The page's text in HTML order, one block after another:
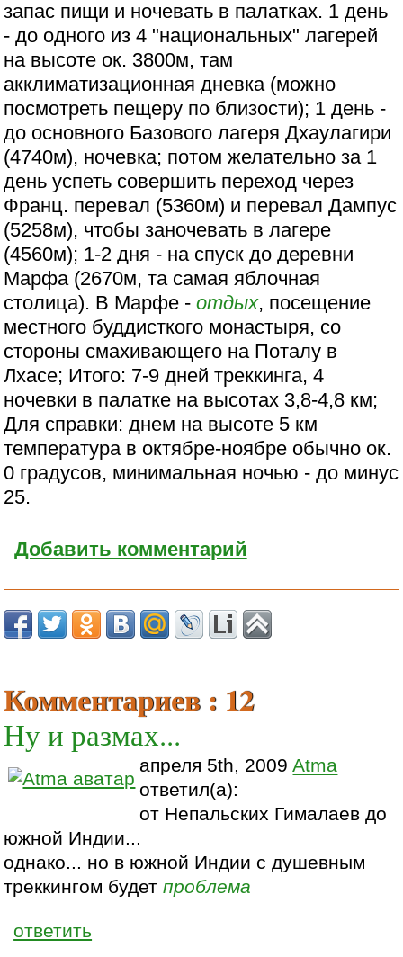
запас пищи и ночевать в палатках. 1 день
- до одного из 4 "национальных" лагерей
на высоте ок. 3800м, там
акклиматизационная дневка (можно
посмотреть пещеру по близости); 1 день -
до основного Базового лагеря Дхаулагири
(4740м), ночевка; потом желательно за 1
день успеть совершить переход через
Франц. перевал (5360м) и перевал Дампус
(5258м), чтобы заночевать в лагере
(4560м); 1-2 дня - на спуск до деревни
Марфа (2670м, та самая яблочная
столица). В Марфе -отдых, посещение
местного буддисткого монастыря, со
стороны смахивающего на Поталу в
Лхасе; Итого: 7-9 дней треккинга, 4
ночевки в палатке на высотах 3,8-4,8 км;
Для справки: днем на высоте 5 км
температура в октябре-ноябре обычно ок.
0 градусов, минимальная ночью - до минус
25.
Добавить комментарий
Комментариев : 12
Ну и размах...
апреля 5th, 2009Atma
ответил(а):
от Непальских Гималаев до
южной Индии...
однако... но в южной Индии с душевным
треккингом будетпроблема
ответить